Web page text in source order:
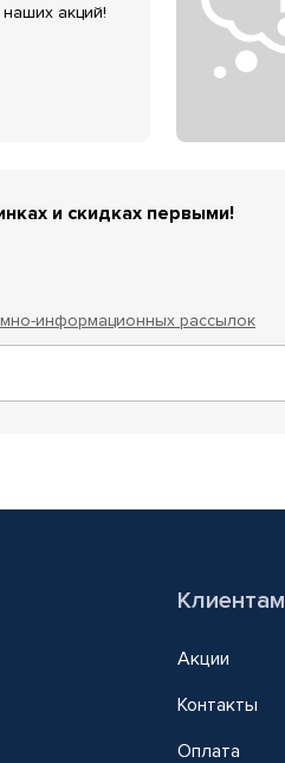
акций!
и скидках первыми!
информационных рассылок
Клиентам
Акции
Контакты
Оплата